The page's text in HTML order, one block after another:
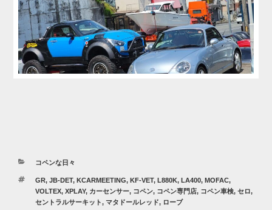
カ
ゴ
リ
ー
コペンな日々
タ
グ
GR, JB-DET, KCARMEETING, KF-VET, L880K, LA400, MOFAC,
VOLTEX, XPLAY, カーセンサー, コペン, コペン専門店, コペン車検, セロ,
セントラルサーキット, マタドールレッド, ローブ